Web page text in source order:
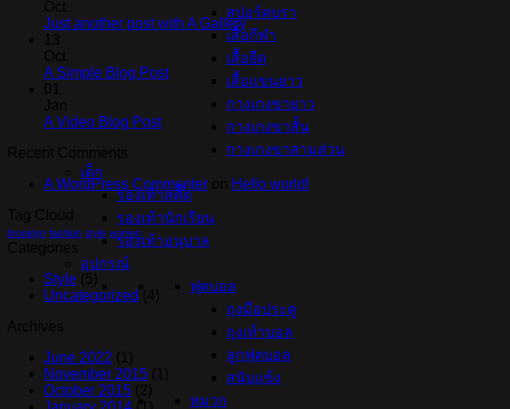
สปอร์ตบรา
เสื้อกีฬา
เสื้อยืด
เสื้อแขนยาว
กางเกงขายาว
กางเกงขาสั้น
กางเกงขาสามส่วน
เด็ก
รองเท้าสตั๊ด
รองเท้านักเรียน
รองเท้าอนุบาล
อุปกรณ์
ฟุตบอล
ถุงมือประตู
ถุงเท้าบอล
ลูกฟุตบอล
สนับแข้ง
หมวก
Just another post with A Gallery
A Simple Blog Post
A Video Blog Post
A WordPress Commenter
Hello world!
brooklyn fashion style women
Style
Uncategorized
June 2022
November 2015
October 2015